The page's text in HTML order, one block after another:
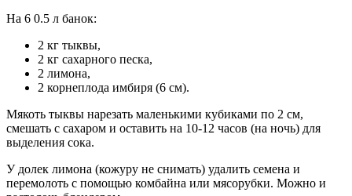
На 6 0.5 л банок:
2 кг тыквы,
2 кг сахарного песка,
2 лимона,
2 корнеплода имбиря (6 см).
Мякоть тыквы нарезать маленькими кубиками по 2 см,
смешать с сахаром и оставить на 10-12 часов (на ночь) для
выделения сока.
У долек лимона (кожуру не снимать) удалить семена и
перемолоть с помощью комбайна или мясорубки. Можно и